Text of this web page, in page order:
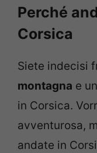
Perché
Corsica
Siete indecisi
montagna e
in Corsica.
avventurosa,
andate in